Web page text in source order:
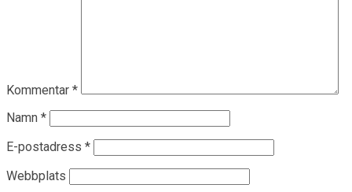
Kommentar *
Namn *
E-postadress *
Webbplats